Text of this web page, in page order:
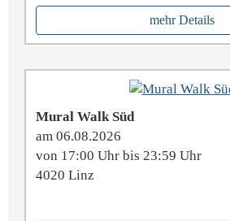
mehr Details
Mural Walk Süd
am 06.08.2026
von 17:00 Uhr bis 23:59 Uhr
4020 Linz